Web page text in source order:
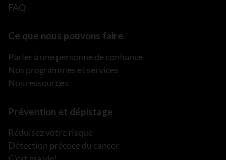
FAQ
Ce que nous pouvons faire
Parler à une personne de confiance
Nos programmes et services
Nos ressources
Prévention et dépistage
Réduisez votre risque
Détection précoce du cancer